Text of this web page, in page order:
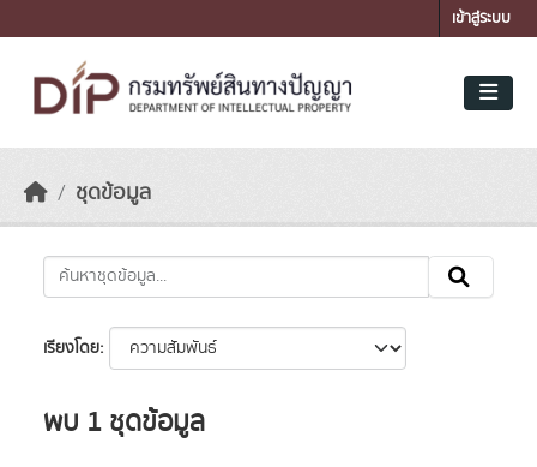
เข้าสู่ระบบ
ชุดข้อมูล
เรียงโดย
พบ 1 ชุดข้อมูล